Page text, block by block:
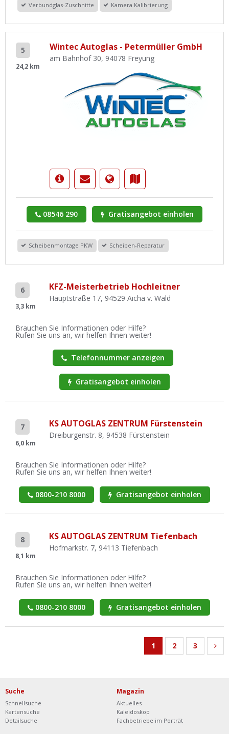
Verbundglas-Zuschnitte Kamera Kalibrierung
5
24,2 km
Wintec Autoglas - Petermüller GmbH
am Bahnhof 30, 94078 Freyung
08546 290 Gratisangebot einholen
Scheibenmontage PKW Scheiben-Reparatur
6
3,3 km
KFZ-Meisterbetrieb Hochleitner
Hauptstraße 17, 94529 Aicha v. Wald
Brauchen Sie Informationen oder Hilfe?
Rufen Sie uns an, wir helfen Ihnen weiter!
Telefonnummer anzeigen
Gratisangebot einholen
7
6,0 km
KS AUTOGLAS ZENTRUM Fürstenstein
Dreiburgenstr. 8, 94538 Fürstenstein
Brauchen Sie Informationen oder Hilfe?
Rufen Sie uns an, wir helfen Ihnen weiter!
0800-210 8000 Gratisangebot einholen
8
8,1 km
KS AUTOGLAS ZENTRUM Tiefenbach
Hofmarkstr. 7, 94113 Tiefenbach
Brauchen Sie Informationen oder Hilfe?
Rufen Sie uns an, wir helfen Ihnen weiter!
0800-210 8000 Gratisangebot einholen
1 2 3
Suche
Schnellsuche
Kartensuche
Detailsuche
Magazin
Aktuelles
Kaleidoskop
Fachbetriebe im Porträt